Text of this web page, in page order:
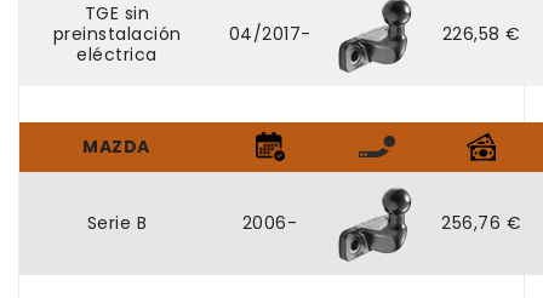
TGE sin
preinstalación
eléctrica
04/2017- 226,58 €
MAZDA
Serie B 2006- 256,76 €